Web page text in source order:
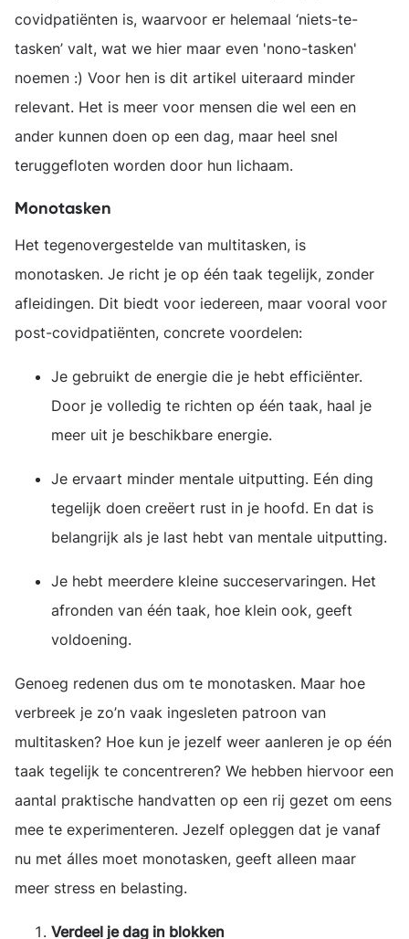
covidpatiënten is, waarvoor er helemaal ‘niets-te-
tasken’ valt, wat we hier maar even 'nono-tasken'
noemen :) Voor hen is dit artikel uiteraard minder
relevant. Het is meer voor mensen die wel een en
ander kunnen doen op een dag, maar heel snel
teruggefloten worden door hun lichaam.
Monotasken
Het tegenovergestelde van multitasken, is
monotasken. Je richt je op één taak tegelijk, zonder
afleidingen. Dit biedt voor iedereen, maar vooral voor
post-covidpatiënten, concrete voordelen:
Je gebruikt de energie die je hebt efficiënter.
Door je volledig te richten op één taak, haal je
meer uit je beschikbare energie.
Je ervaart minder mentale uitputting. Eén ding
tegelijk doen creëert rust in je hoofd. En dat is
belangrijk als je last hebt van mentale uitputting.
Je hebt meerdere kleine succeservaringen. Het
afronden van één taak, hoe klein ook, geeft
voldoening.
Genoeg redenen dus om te monotasken. Maar hoe
verbreek je zo’n vaak ingesleten patroon van
multitasken? Hoe kun je jezelf weer aanleren je op één
taak tegelijk te concentreren? We hebben hiervoor een
aantal praktische handvatten op een rij gezet om eens
mee te experimenteren. Jezelf opleggen dat je vanaf
nu met álles moet monotasken, geeft alleen maar
meer stress en belasting.
Verdeel je dag in blokken